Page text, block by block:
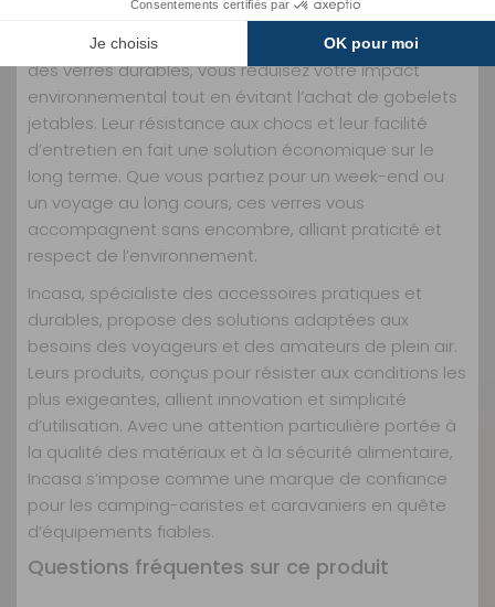
Réutilisables et recyclables, ces verres s’inscrivent
dans une démarche écoresponsable. En optant pour
des verres durables, vous réduisez votre impact
environnemental tout en évitant l’achat de gobelets
jetables. Leur résistance aux chocs et leur facilité
d’entretien en fait une solution économique sur le
long terme. Que vous partiez pour un week-end ou
un voyage au long cours, ces verres vous
accompagnent sans encombre, alliant praticité et
respect de l’environnement.
Incasa, spécialiste des accessoires pratiques et
durables, propose des solutions adaptées aux
besoins des voyageurs et des amateurs de plein air.
Leurs produits, conçus pour résister aux conditions les
plus exigeantes, allient innovation et simplicité
d’utilisation. Avec une attention particulière portée à
la qualité des matériaux et à la sécurité alimentaire,
Incasa s’impose comme une marque de confiance
pour les camping-caristes et caravaniers en quête
d’équipements fiables.
Questions fréquentes sur ce produit